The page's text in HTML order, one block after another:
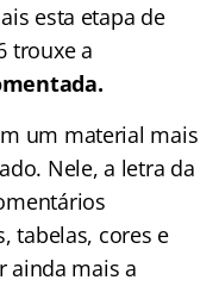
esta etapa de
trouxe a
um material mais
Nele, a letra da
tabelas, cores e
ainda mais a